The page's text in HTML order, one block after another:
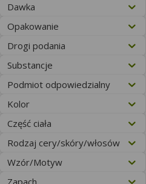
Dawka
Opakowanie
Drogi podania
Substancje
Podmiot odpowiedzialny
Kolor
Część ciała
Rodzaj cery/skóry/włosów
Wzór/Motyw
Zapach